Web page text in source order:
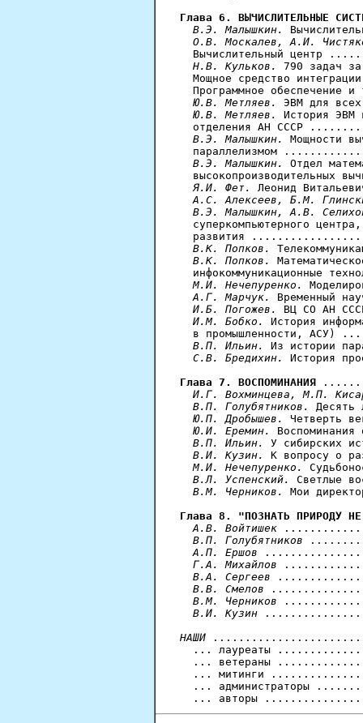
Глава 6. ВЫЧИСЛИТЕЛЬНЫЕ
В.Э. Малышкин.
О.В. Москалев, А.И.
Вычислительный центр
Н.В. Кульков.
790
Мощное средство
Программное обеспечение и
Ю.В. Метляев.
ЭВМ для
Ю.В. Метляев.
История ЭВМ
отделения АН СССР
В.Э. Малышкин.
Мощности
параллелизмом
В.Э. Малышкин.
Отдел
высокопроизводительных
Я.И. Фет.
Леонид
А.С. Алексеев, Б.М.
В.Э. Малышкин, А.В.
суперкомпьютерного
развития
В.К. Попков.
В.К. Попков.
инфокоммуникационные
М.И. Нечепуренко.
А.Г. Марчук.
Временный
И.Б. Погожев.
ВЦ СО АН
И.М. Бобко.
История
в промышленности, АСУ)
В.П. Ильин.
Из истории
С.В. Бредихин.
История
Глава 7. ВОСПОМИНАНИЯ
И.Г. Вохминцева, М.П.
В.П. Голубятников.
Ю.П. Дробышев.
Ю.И. Еремин.
В.П. Ильин.
У сибирских
В.И. Кузин.
К вопросу о
М.И. Нечепуренко.
В.Л. Успенский.
Светлые
В.М. Черников.
Мои
Глава 8. "ПОЗНАТЬ ПРИРОДУ
А.В. Войтишек
В.П. Голубятников
А.П. Ершов
Г.А. Михайлов
В.А. Сергеев
В.В. Смелов
В.М. Черников
В.И. Кузин
НАШИ
... лауреаты
... ветераны
... митинги
... администраторы